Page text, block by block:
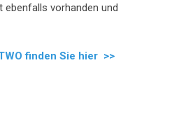
ebenfalls vorhanden und
finden Sie hier >>